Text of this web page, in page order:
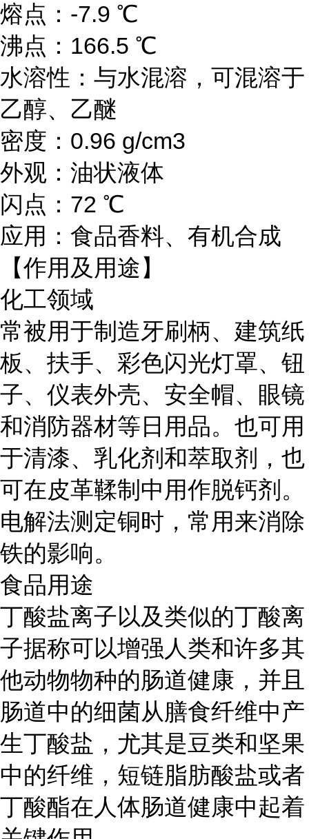
熔点：-7.9 ℃
沸点：166.5 ℃
水溶性：与水混溶，可混溶于
乙醇、乙醚
密度：0.96 g/cm3
外观：油状液体
闪点：72 ℃
应用：食品香料、有机合成
【作用及用途】
化工领域
常被用于制造牙刷柄、建筑纸
板、扶手、彩色闪光灯罩、钮
子、仪表外壳、安全帽、眼镜
和消防器材等日用品。也可用
于清漆、乳化剂和萃取剂，也
可在皮革鞣制中用作脱钙剂。
电解法测定铜时，常用来消除
铁的影响。
食品用途
丁酸盐离子以及类似的丁酸离
子据称可以增强人类和许多其
他动物物种的肠道健康，并且
肠道中的细菌从膳食纤维中产
生丁酸盐，尤其是豆类和坚果
中的纤维，短链脂肪酸盐或者
丁酸酯在人体肠道健康中起着